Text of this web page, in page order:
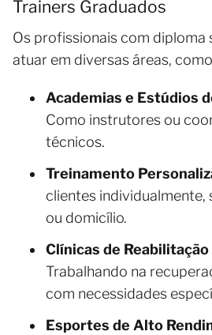
Trainers Graduados
Os profissionais com diploma
atuar em diversas áreas,
Academias e Estúdios
Como instrutores ou
técnicos.
Treinamento
clientes individualmente,
ou domicílio.
Clínicas de
Trabalhando na
com necessidades
Esportes de Alto